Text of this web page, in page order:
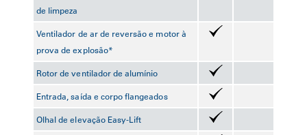
de limpeza
Ventilador de ar de reversão e motor à
prova de explosão*
Rotor de ventilador de alumínio
Entrada, saída e corpo flangeados
Olhal de elevação Easy-Lift